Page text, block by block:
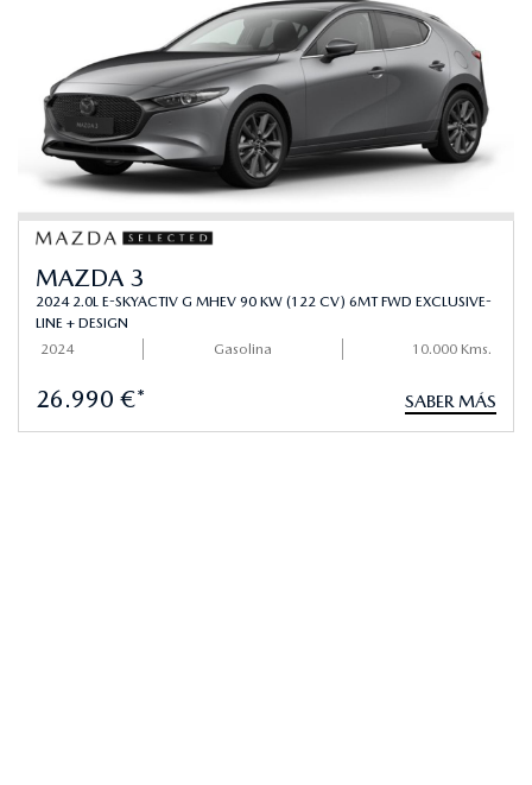
MAZDA 3
2024 2.0L E-SKYACTIV G MHEV 90 KW (122 CV) 6MT FWD EXCLUSIVE-
LINE + DESIGN
2024
Gasolina 10.000 Kms.
26.990 €* SABER MÁS